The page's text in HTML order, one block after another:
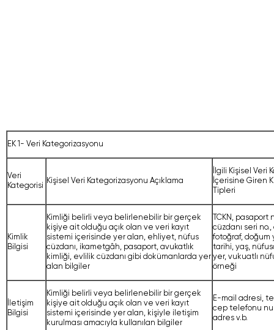
EK 1- Veri Kategorizasyonu
Veri
Kategorisi
Kişisel Veri Kategorizasyonu Açıklama
İlgili Kişisel Veri
İçerisine Giren
Tipleri
Kimlik
Bilgisi
Kimliği belirli veya belirlenebilir bir gerçek
kişiye ait olduğu açık olan ve veri kayıt
sistemi içerisinde yer alan, ehliyet, nüfus
cüzdanı, ikametgâh, pasaport, avukatlık
kimliği, evlilik cüzdanı gibi dokümanlarda yer
alan bilgiler
TCKN, pasaport
cüzdanı seri
fotoğraf, doğum
tarihi, yaş,
yer, vukuatlı
örneği
İletişim
Bilgisi
Kimliği belirli veya belirlenebilir bir gerçek
kişiye ait olduğu açık olan ve veri kayıt
sistemi içerisinde yer alan, kişiyle iletişim
kurulması amacıyla kullanılan bilgiler
E-mail adresi,
cep telefonu
adres v.b.